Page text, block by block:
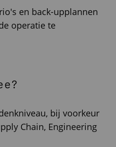
en back-upplannen
operatie te
bij voorkeur
Chain, Engineering